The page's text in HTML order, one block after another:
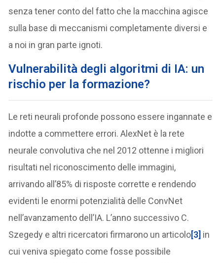
senza tener conto del fatto che la macchina agisce
sulla base di meccanismi completamente diversi e
a noi in gran parte ignoti.
Vulnerabilità degli algoritmi di IA: un
rischio per la formazione?
Le reti neurali profonde possono essere ingannate e
indotte a commettere errori. AlexNet è la rete
neurale convolutiva che nel 2012 ottenne i migliori
risultati nel riconoscimento delle immagini,
arrivando all’85% di risposte corrette e rendendo
evidenti le enormi potenzialità delle ConvNet
nell’avanzamento dell’IA. L’anno successivo C.
Szegedy e altri ricercatori firmarono un articolo[3] in
cui veniva spiegato come fosse possibile